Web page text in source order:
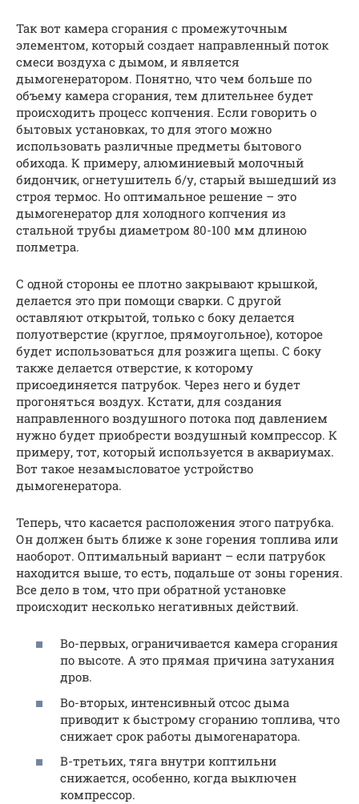
Так вот камера сгорания с промежуточным
элементом, который создает направленный поток
смеси воздуха с дымом, и является
дымогенератором. Понятно, что чем больше по
объему камера сгорания, тем длительнее будет
происходить процесс копчения. Если говорить о
бытовых установках, то для этого можно
использовать различные предметы бытового
обихода. К примеру, алюминиевый молочный
бидончик, огнетушитель б/у, старый вышедший из
строя термос. Но оптимальное решение – это
дымогенератор для холодного копчения из
стальной трубы диаметром 80-100 мм длиною
полметра.
С одной стороны ее плотно закрывают крышкой,
делается это при помощи сварки. С другой
оставляют открытой, только с боку делается
полуотверстие (круглое, прямоугольное), которое
будет использоваться для розжига щепы. С боку
также делается отверстие, к которому
присоединяется патрубок. Через него и будет
прогоняться воздух. Кстати, для создания
направленного воздушного потока под давлением
нужно будет приобрести воздушный компрессор. К
примеру, тот, который используется в аквариумах.
Вот такое незамысловатое устройство
дымогенератора.
Теперь, что касается расположения этого патрубка.
Он должен быть ближе к зоне горения топлива или
наоборот. Оптимальный вариант – если патрубок
находится выше, то есть, подальше от зоны горения.
Все дело в том, что при обратной установке
происходит несколько негативных действий.
Во-первых, ограничивается камера сгорания
по высоте. А это прямая причина затухания
дров.
Во-вторых, интенсивный отсос дыма
приводит к быстрому сгоранию топлива, что
снижает срок работы дымогенаратора.
В-третьих, тяга внутри коптильни
снижается, особенно, когда выключен
компрессор.